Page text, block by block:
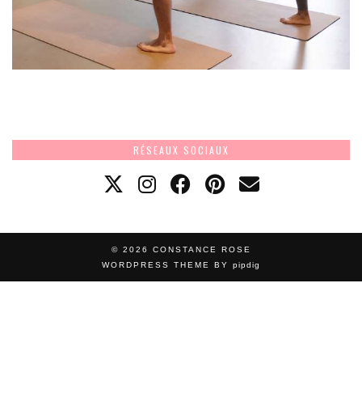
RÉSEAUX SOCIAUX
© 2026 CONSTANCE ROSE
WORDPRESS THEME BY pipdig